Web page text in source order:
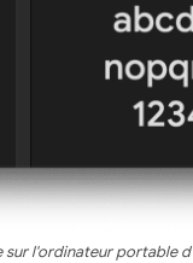
sur l'ordinateur portable